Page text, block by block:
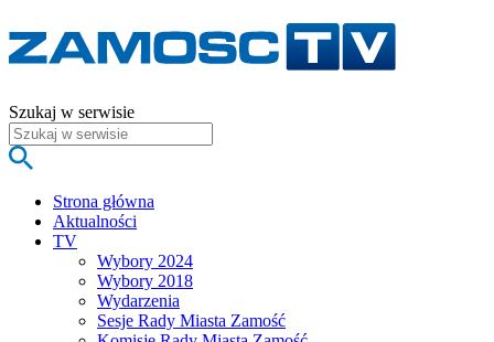
Szukaj w serwisie
Strona główna
Aktualności
TV
Wybory 2024
Wybory 2018
Wydarzenia
Sesje Rady Miasta Zamość